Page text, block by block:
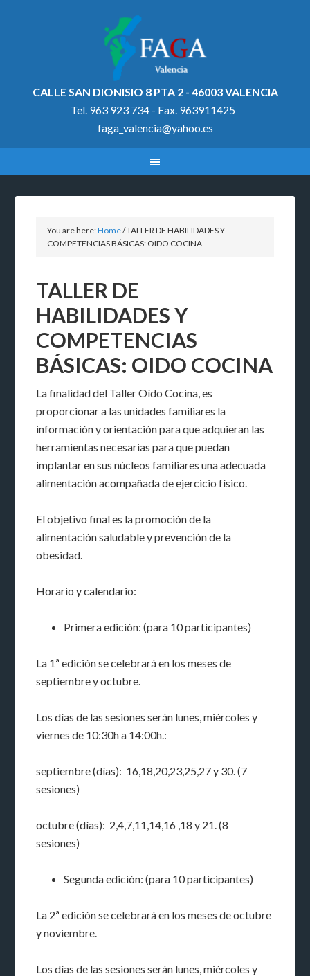
CALLE SAN DIONISIO 8 PTA 2 - 46003 VALENCIA
Tel. 963 923 734 - Fax. 963911425
faga_valencia@yahoo.es
You are here:Home/TALLER DE HABILIDADES Y
COMPETENCIAS BÁSICAS: OIDO COCINA
TALLER DE
HABILIDADES Y
COMPETENCIAS
BÁSICAS: OIDO COCINA
La finalidad del Taller Oído Cocina, es
proporcionar a las unidades familiares la
información y orientación para que adquieran las
herramientas necesarias para que puedan
implantar en sus núcleos familiares una adecuada
alimentación acompañada de ejercicio físico.
El objetivo final es la promoción de la
alimentación saludable y prevención de la
obesidad.
Horario y calendario:
Primera edición: (para 10 participantes)
La 1ª edición se celebrará en los meses de
septiembre y octubre.
Los días de las sesiones serán lunes, miércoles y
viernes de 10:30h a 14:00h.:
septiembre (días): 16,18,20,23,25,27 y 30. (7
sesiones)
octubre (días): 2,4,7,11,14,16 ,18 y 21. (8
sesiones)
Segunda edición: (para 10 participantes)
La 2ª edición se celebrará en los meses de octubre
y noviembre.
Los días de las sesiones serán lunes, miércoles y